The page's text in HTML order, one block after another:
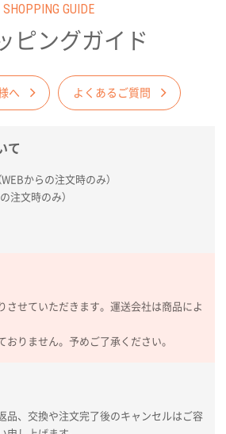
SHOPPING GUIDE
ピングガイド
へ よくあるご質問
て
からの注文時のみ）
注文時のみ）
させていただきます。運送会社は商品によ
りません。予めご了承ください。
品、交換や注文完了後のキャンセルはご容